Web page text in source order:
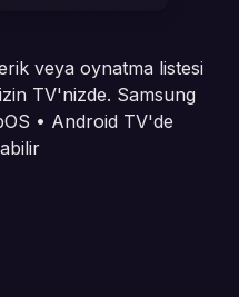
veya oynatma listesi
TV'nizde. Samsung
• Android TV'de